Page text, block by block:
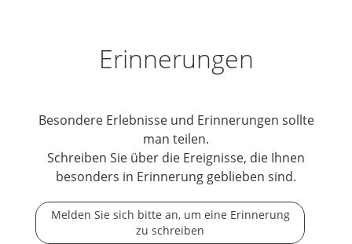
Erinnerungen
Besondere Erlebnisse und Erinnerungen sollte
man teilen.
Schreiben Sie über die Ereignisse, die Ihnen
besonders in Erinnerung geblieben sind.
Melden Sie sich bitte an, um eine Erinnerung
zu schreiben